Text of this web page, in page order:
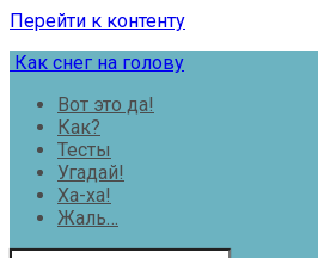
Перейти к контенту
Как снег на голову
Вот это да!
Как?
Тесты
Угадай!
Ха-ха!
Жаль…